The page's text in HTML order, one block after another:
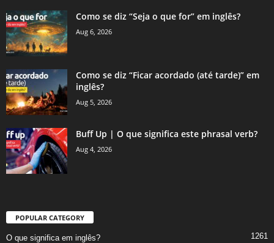
Como se diz “Seja o que for” em inglês?
Aug 6, 2026
Como se diz “Ficar acordado (até tarde)” em
inglês?
Aug 5, 2026
Buff Up | O que significa este phrasal verb?
Aug 4, 2026
POPULAR CATEGORY
O que significa em inglês? 1261